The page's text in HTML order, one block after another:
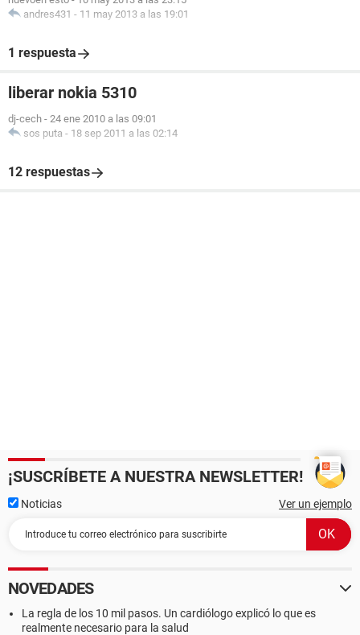
andres431 - 11 may 2013 a las 19:01
1 respuesta
liberar nokia 5310
dj-cech - 24 ene 2010 a las 09:01
sos puta - 18 sep 2011 a las 02:14
12 respuestas
¡SUSCRÍBETE A NUESTRA NEWSLETTER!
Noticias Ver un ejemplo
NOVEDADES
La regla de los 10 mil pasos. Un cardiólogo explicó lo que es
realmente necesario para la salud